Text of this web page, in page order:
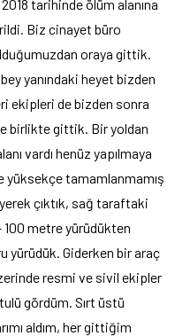
tarihinde ölüm alanına
Biz cinayet büro
oraya gittik.
yanındaki heyet bizden
ekipleri de bizden sonra
birlikte gittik. Bir yoldan
vardı henüz yapılmaya
yüksekçe tamamlanmamış
çıktık, sağ taraftaki
100 metre yürüdükten
yürüdük. Giderken bir araç
resmi ve sivil ekipler
gördüm. Sırt üstü
aldım, her gittiğim